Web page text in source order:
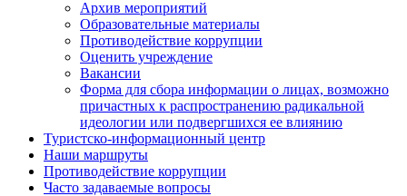
Архив мероприятий
Образовательные материалы
Противодействие коррупции
Оценить учреждение
Вакансии
Форма для сбора информации о лицах, возможно
причастных к распространению радикальной
идеологии или подвергшихся ее влиянию
Туристско-информационный центр
Наши маршруты
Противодействие коррупции
Часто задаваемые вопросы